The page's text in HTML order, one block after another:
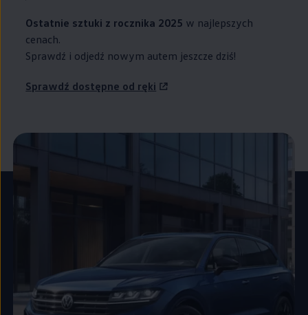
Ostatnie sztuki z rocznika 2025 w najlepszych
cenach.
Sprawdź i odjedź nowym autem jeszcze dziś!
Sprawdź dostępne od ręki